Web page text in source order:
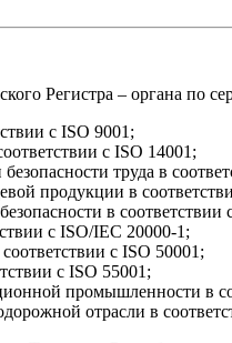
Регистра – органа
с ISO 9001;
с ISO 14001;
труда в
продукции в
в соответствии
с ISO/IEC 20000-1;
с ISO 50001;
с ISO 55001;
промышленности в
отрасли в